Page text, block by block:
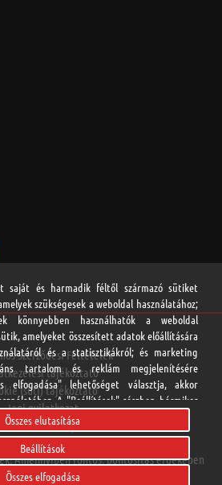
Szerződési Feltételek
tájékoztató
(süti) tájékoztató
Jogi nyilatkozat
vitarendezési platform
Amennyiben fontos, pontosítás érdekében
kapcsolattartóját.
saját és harmadik féltől származó sütiket
szükségesek a weboldal használatához;
könnyebben használhatók a weboldal
amelyeket összesített adatok előállítására
és a statisztikákról; és marketing
tartalom és reklám megjelenítésére
elfogadása" lehetőséget választja, akkor
A "Beállítások" részben bármikor
sütitípusokat, és visszavonhatja a jövőre
Összes elutasítása
Beállítások
Összes elfogadása